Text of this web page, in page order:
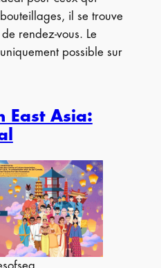
il se trouve
rendez-vous. Le
possible sur
East Asia: